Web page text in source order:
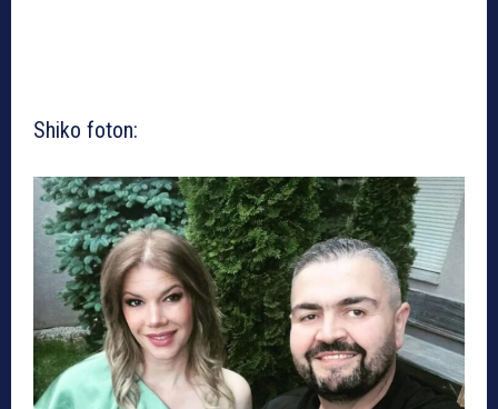
Shiko foton: